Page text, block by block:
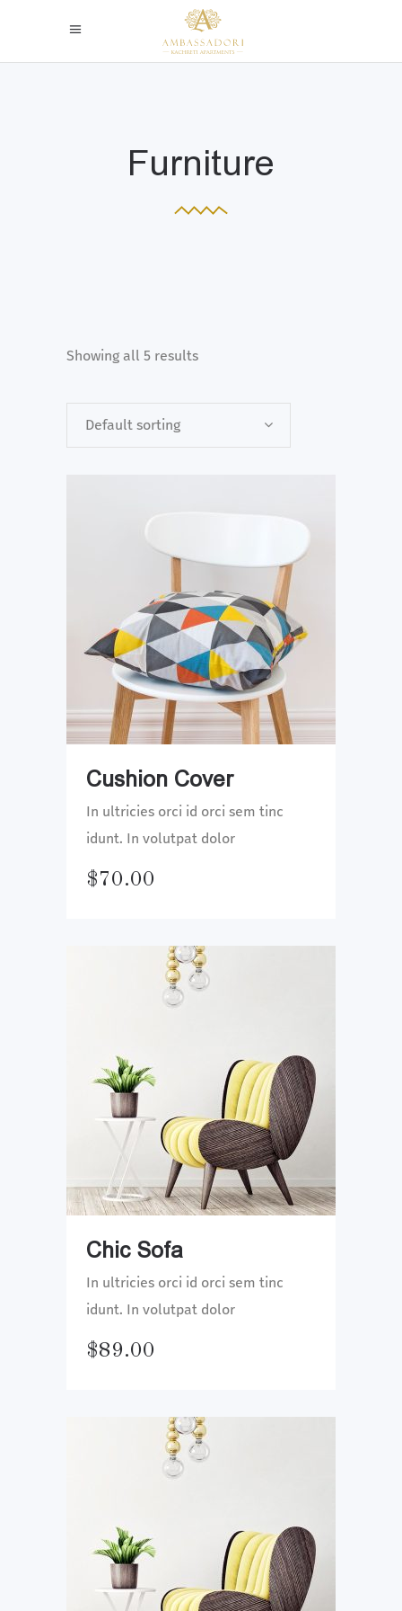
Furniture
Showing all 5 results
Default sorting
Cushion Cover
In ultricies orci id orci sem tinc
idunt. In volutpat dolor
$70.00
Chic Sofa
In ultricies orci id orci sem tinc
idunt. In volutpat dolor
$89.00